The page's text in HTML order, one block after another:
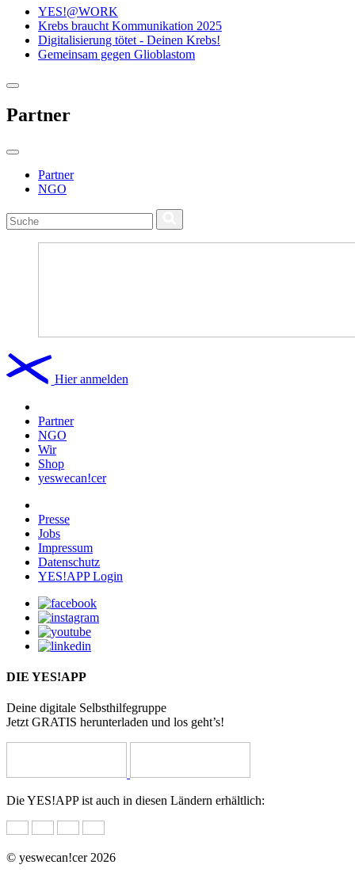
YES!@WORK
Krebs braucht Kommunikation 2025
Digitalisierung tötet - Deinen Krebs!
Gemeinsam gegen Glioblastom
Partner
Partner
NGO
Hier anmelden
Partner
NGO
Wir
Shop
yeswecan!cer
Presse
Jobs
Impressum
Datenschutz
YES!APP Login
DIE YES!APP
Deine digitale Selbsthilfegruppe
Jetzt GRATIS herunterladen und los geht’s!
Die YES!APP ist auch in diesen Ländern erhältlich:
© yeswecan!cer 2026